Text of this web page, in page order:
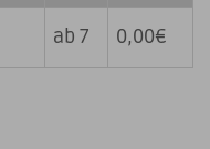
ab 7 0,00€